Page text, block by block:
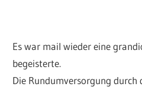
Es war mail wieder eine
begeisterte.
Die Rundumversorgung durch